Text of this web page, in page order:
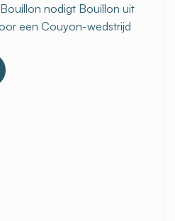
nodigt Bouillon uit
een Couyon-wedstrijd